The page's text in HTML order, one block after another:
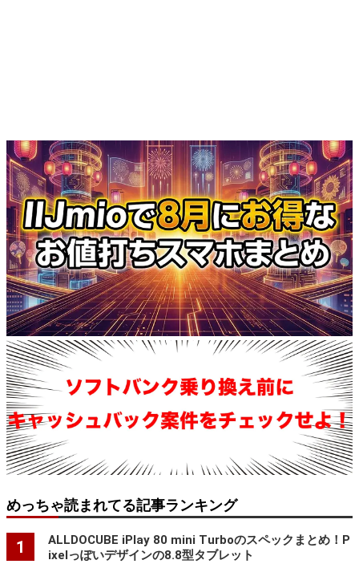
めっちゃ読まれてる記事ランキング
1
ALLDOCUBE iPlay 80 mini Turboのスペックまとめ！P
ixelっぽいデザインの8.8型タブレット